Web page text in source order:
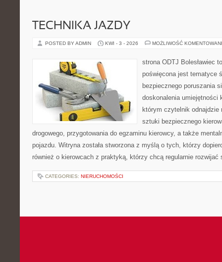
TECHNIKA JAZDY
POSTED BY ADMIN KWI - 3 - 2026 MOŻLIWOŚĆ
strona ODTJ Bolesławiec
poświęcona jest tematyce
bezpiecznego poruszania
doskonalenia umiejętności
którym czytelnik odnajdzie
sztuki bezpiecznego
drogowego, przygotowania do egzaminu kierowcy, a także
pojazdu. Witryna została stworzona z myślą o tych, którzy
również o kierowcach z praktyką, którzy chcą regularnie
CATEGORIES: NIERUCHOMOŚCI